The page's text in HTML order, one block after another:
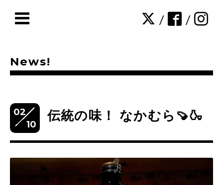
/ /
News!
02
10
伝統の味！ なかむら🍠🍶